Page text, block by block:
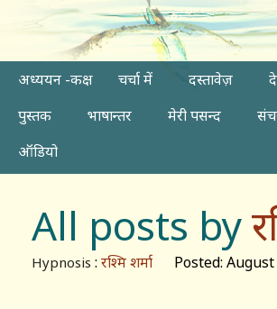
अध्ययन -कक्ष चर्चा में दस्तावेज़
पुस्तक
भाषान्तर मेरी पसन्द
ऑडियो
All posts by
Hypnosis : रश्मि शर्मा Posted: August